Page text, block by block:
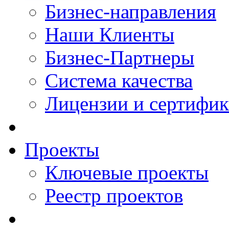
Бизнес-направления
Наши Клиенты
Бизнес-Партнеры
Система качества
Лицензии и
Проекты
Ключевые проекты
Реестр проектов